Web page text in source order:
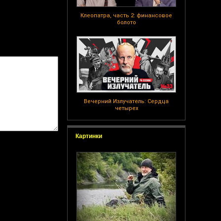
Клеопатра, часть 2: финансовое
болото
Вечерний Излучатель: Сердца
четырех
Картинки